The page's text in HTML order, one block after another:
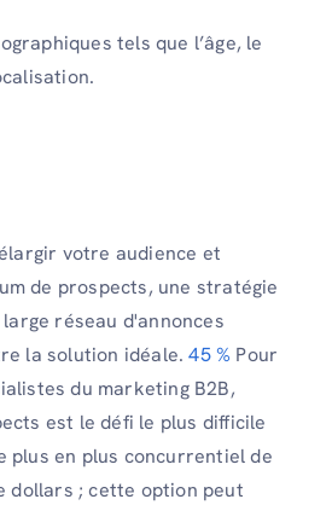
tels que l’âge, le
votre audience et
de prospects, une stratégie
réseau d'annonces
la solution idéale.45 % Pour
du marketing B2B,
est le défi le plus difficile
plus en plus concurrentiel de
dollars ; cette option peut